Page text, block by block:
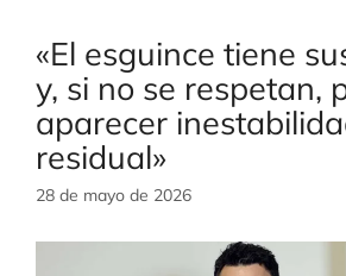
«El esguince tiene
y, si no se respetan,
aparecer
residual»
28 de mayo de 2026